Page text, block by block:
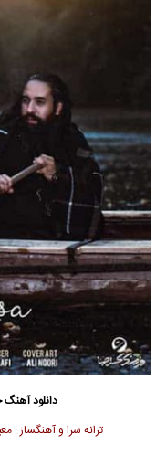
دانلود
ترانه سرا و